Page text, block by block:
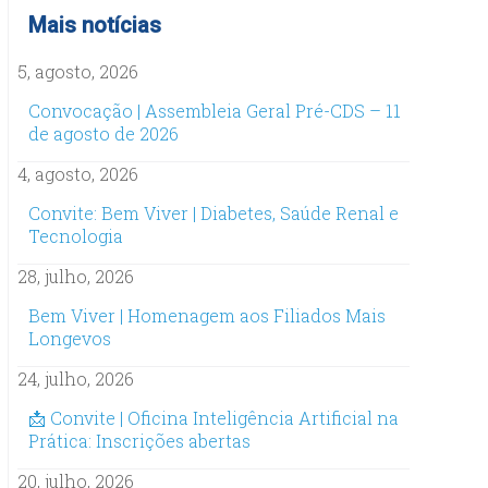
Mais notícias
5, agosto, 2026
Convocação | Assembleia Geral Pré-CDS – 11
de agosto de 2026
4, agosto, 2026
Convite: Bem Viver | Diabetes, Saúde Renal e
Tecnologia
28, julho, 2026
Bem Viver | Homenagem aos Filiados Mais
Longevos
24, julho, 2026
📩 Convite | Oficina Inteligência Artificial na
Prática: Inscrições abertas
20, julho, 2026